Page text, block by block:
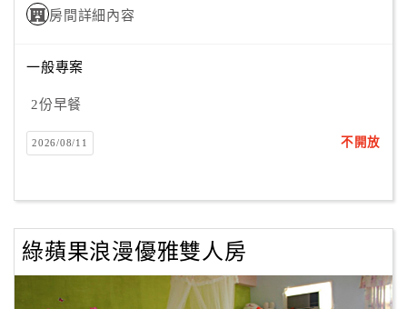
理
員
戶
客
服
聯
房間詳細內容
一般專案
2份早餐
2026/08/11 不開放
綠蘋果浪漫優雅雙人房